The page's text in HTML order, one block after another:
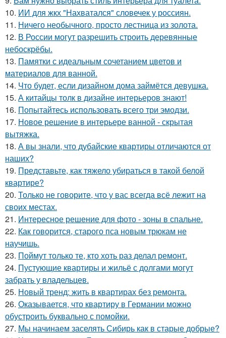
10. ИИ для жкх "Нахватался" словечек у россиян.
11. Ничего необычного, просто лестница из золота.
12. В России могут разрешить строить деревянные
небоскрёбы.
13. Памятки с идеальным сочетанием цветов и
материалов для ванной.
14. Что будет, если дизайном дома займётся девушка.
15. А китайцы толк в дизайне интерьеров знают!
16. Попытайтесь использовать всего три эмодзи.
17. Новое решение в интерьере ванной - скрытая
вытяжка.
18. А вы знали, что дубайские квартиры отличаются от
наших?
19. Представьте, как тяжело убираться в такой белой
квартире?
20. Только не говорите, что у вас всегда всё лежит на
своих местах.
21. Интересное решение для фото - зоны в спальне.
22. Как говорится, старого пса новым трюкам не
научишь.
23. Поймут только те, кто хоть раз делал ремонт.
24. Пустующие квартиры и жильё с долгами могут
забрать у владельцев.
25. Новый тренд: жить в квартирах без ремонта.
26. Оказывается, что квартиру в Германии можно
обустроить буквально с помойки.
27. Мы начинаем заселять Сибирь как в старые добрые?